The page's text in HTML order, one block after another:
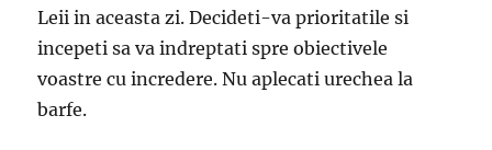
Leii in aceasta zi. Decideti-va prioritatile si
incepeti sa va indreptati spre obiectivele
voastre cu incredere. Nu aplecati urechea la
barfe.